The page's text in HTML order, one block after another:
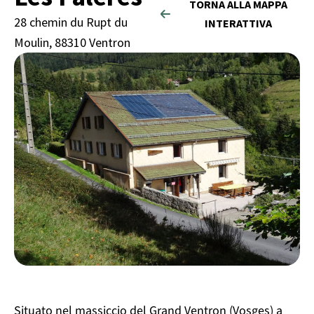
28 chemin du Rupt du
Moulin, 88310 Ventron
TORNA ALLA MAPPA
INTERATTIVA